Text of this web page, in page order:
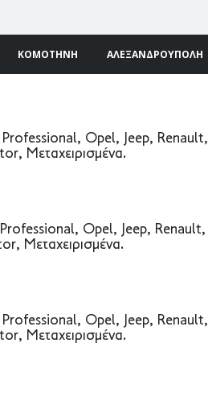
ΚΟΜΟΤΗΝΉ ΑΛΕΞΑΝΔΡΟΎΠΟΛΗ
Opel, Jeep, Renault,
Μεταχειρισμένα.
Opel, Jeep, Renault,
Μεταχειρισμένα.
Opel, Jeep, Renault,
Μεταχειρισμένα.